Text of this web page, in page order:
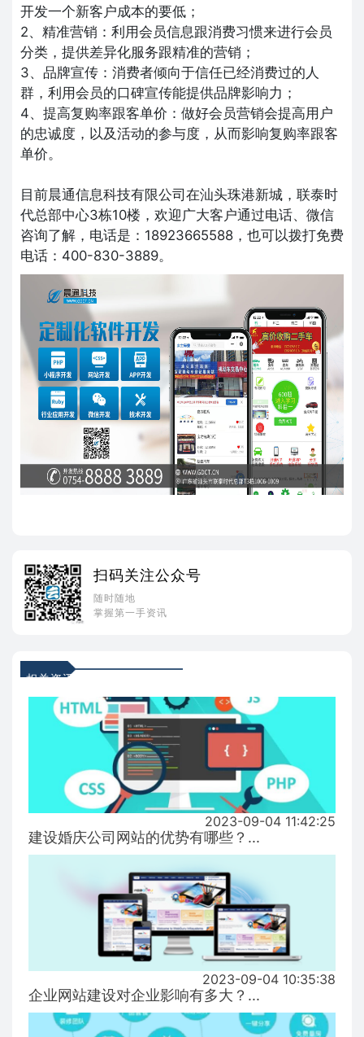
开发一个新客户成本的要低；
2、精准营销：利用会员信息跟消费习惯来进行会员
分类，提供差异化服务跟精准的营销；
3、品牌宣传：消费者倾向于信任已经消费过的人
群，利用会员的口碑宣传能提供品牌影响力；
4、提高复购率跟客单价：做好会员营销会提高用户
的忠诚度，以及活动的参与度，从而影响复购率跟客
单价。
目前晨通信息科技有限公司在汕头珠港新城，联泰时
代总部中心3栋10楼，欢迎广大客户通过电话、微信
咨询了解，电话是：18923665588，也可以拨打免费
电话：400-830-3889。
扫码关注公众号
随时随地
掌握第一手资讯
相关资讯
2023-09-04 11:42:25
建设婚庆公司网站的优势有哪些？...
2023-09-04 10:35:38
企业网站建设对企业影响有多大？...